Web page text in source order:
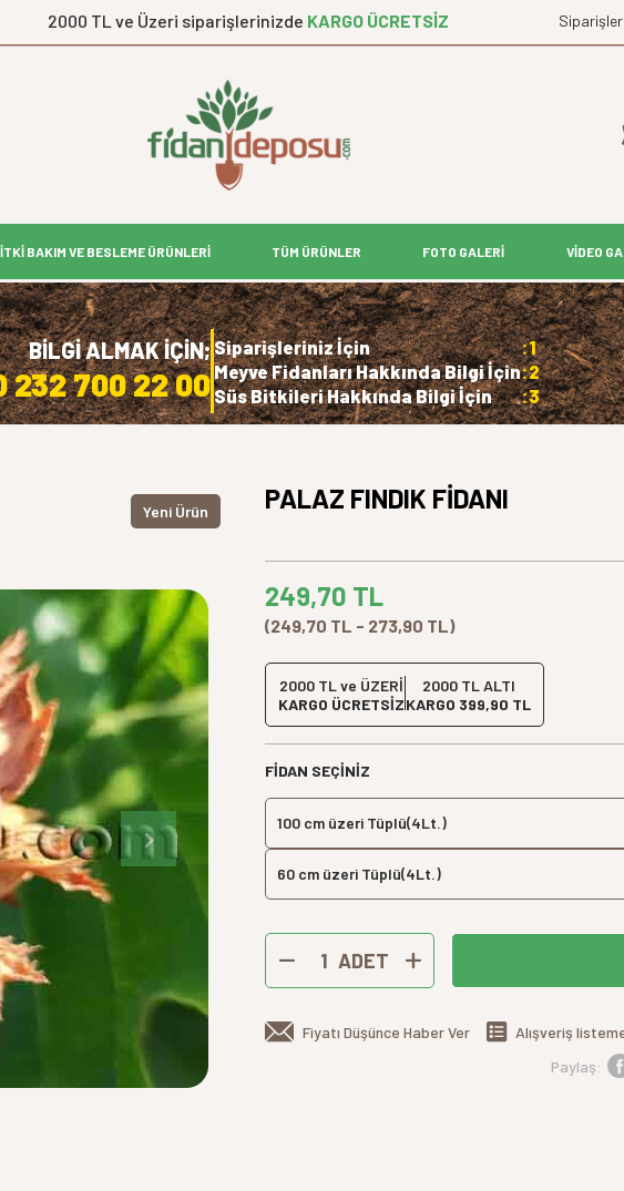
2000 TL ve Üzeri siparişlerinizde KARGO ÜCRETSİZ
BAKIM VE BESLEME ÜRÜNLERİ TÜM ÜRÜNLER FOTO GALERİ VİDEO
BİLGİ ALMAK İÇİN;
232 700 22 00
Siparişleriniz İçin
Meyve Fidanları Hakkında Bilgi İçin
Süs Bitkileri Hakkında Bilgi İçin
:1
:2
:3
Yeni Ürün PALAZ FINDIK FİDANI
249,70 TL
(249,70 TL - 273,90 TL)
2000 TL ve ÜZERİ
KARGO ÜCRETSİZ
2000 TL ALTI
KARGO 399,90 TL
FIDAN SEÇINIZ
100 cm üzeri Tüplü(4Lt.)
60 cm üzeri Tüplü(4Lt.)
ADET
Alışveriş
Fiyatı Düşünce Haber Ver
Paylaş: